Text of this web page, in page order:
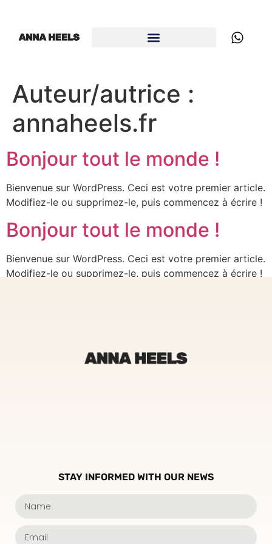
Auteur/autrice :
annaheels.fr
Bonjour tout le monde !
Bienvenue sur WordPress. Ceci est votre premier article.
Modifiez-le ou supprimez-le, puis commencez à écrire !
Bonjour tout le monde !
Bienvenue sur WordPress. Ceci est votre premier article.
Modifiez-le ou supprimez-le, puis commencez à écrire !
STAY INFORMED WITH OUR NEWS